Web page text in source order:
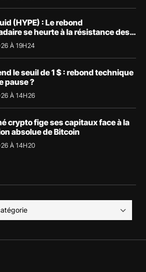
(HYPE) : Le rebond
se heurte à la résistance des
À 19H24
le seuil de 1 $ : rebond technique
pause ?
À 14H26
crypto fige ses capitaux face à la
absolue de Bitcoin
À 14H20